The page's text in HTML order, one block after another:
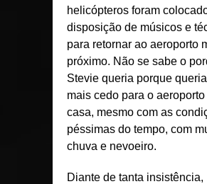
helicópteros foram
disposição de músicos e
para retornar ao aeroporto
próximo. Não se sabe o
Stevie queria porque
mais cedo para o aeroporto
casa, mesmo com as
péssimas do tempo, com
chuva e nevoeiro.
Diante de tanta insistência,